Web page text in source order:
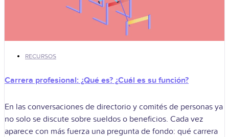
RECURSOS
Carrera profesional: ¿Qué es? ¿Cuál es su función?
En las conversaciones de directorio y comités de personas ya
no solo se discute sobre sueldos o beneficios. Cada vez
aparece con más fuerza una pregunta de fondo: qué carrera